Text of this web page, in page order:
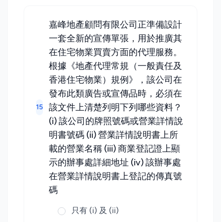
15
嘉峰地產顧問有限公司正準備設計
一套全新的宣傳單張，用於推廣其
在住宅物業買賣方面的代理服務。
根據《地產代理常規（一般責任及
香港住宅物業）規例》，該公司在
發布此類廣告或宣傳品時，必須在
該文件上清楚列明下列哪些資料？
(i) 該公司的牌照號碼或營業詳情說
明書號碼 (ii) 營業詳情說明書上所
載的營業名稱 (iii) 商業登記證上顯
示的辦事處詳細地址 (iv) 該辦事處
在營業詳情說明書上登記的傳真號
碼
只有 (i) 及 (ii)